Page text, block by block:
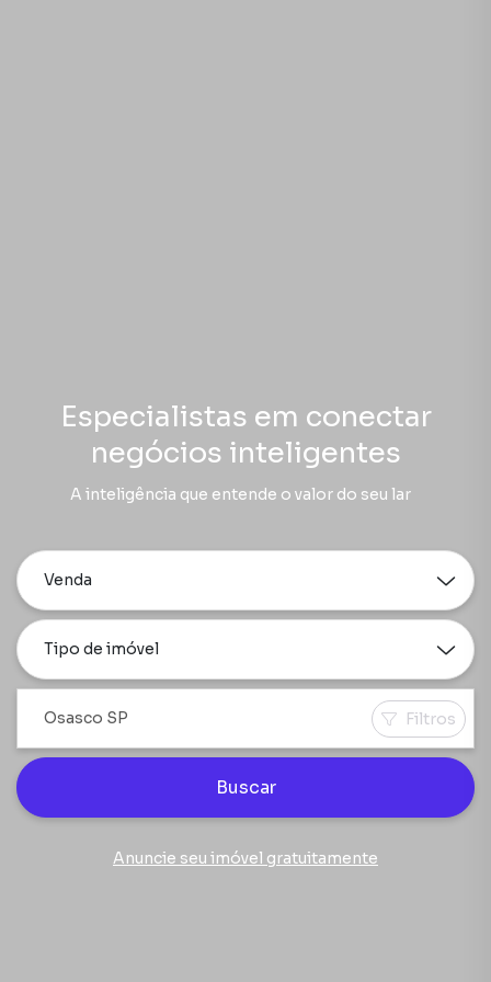
Especialistas em conectar
negócios inteligentes
A inteligência que entende o valor do seu lar
Venda
Tipo de imóvel
Filtros
Buscar
Anuncie seu imóvel gratuitamente